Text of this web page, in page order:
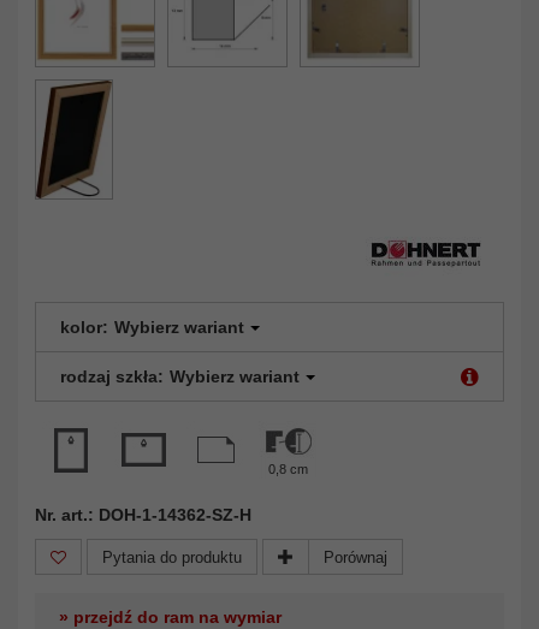
kolor: Wybierz wariant
rodzaj szkła: Wybierz wariant
0,8 cm
Nr. art.: DOH-1-14362-SZ-H
Pytania do produktu Porównaj
» przejdź do ram na wymiar